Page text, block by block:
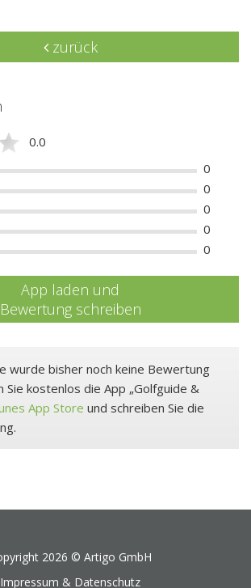
zurück
0.0
0
0
0
0
0
App laden und
Bewertung schreiben
wurde bisher noch keine Bewertung
Sie kostenlos die App „Golfguide &
App Store und schreiben Sie die
2026 © Artigo GmbH
Impressum & Datenschutz